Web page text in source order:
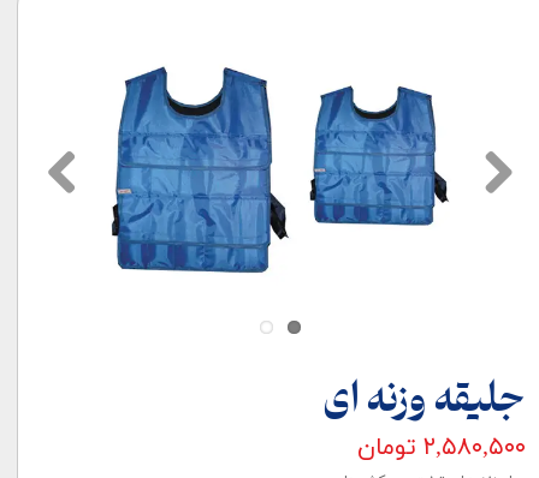
جلیقه وزنه ای
۲,۵۸۰,۵۰۰ تومان